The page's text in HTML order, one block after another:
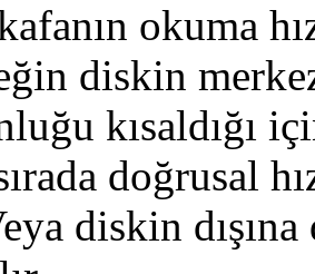
okuma
diskin
kısaldığı
doğrusal
diskin